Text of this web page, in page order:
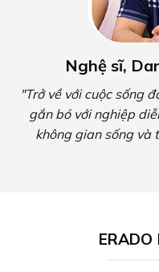
Nghệ sĩ,
"Trở về với cuộc sống
gắn bó với nghiệp
không gian sống và
ERADO